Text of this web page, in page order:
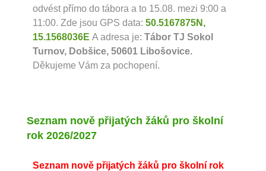
odvést přímo do tábora a to 15.08. mezi 9:00 a
11:00. Zde jsou GPS data: 50.5167875N,
15.1568036E A adresa je: Tábor TJ Sokol
Turnov, Dobšice, 50601 Libošovice.
Děkujeme Vám za pochopení.
Seznam nově přijatých žáků pro školní
rok 2026/2027
Seznam nově přijatých žáků pro školní rok